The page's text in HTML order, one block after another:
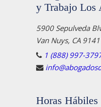
y Trabajo Los
5900 Sepulveda
Van Nuys, CA
1 (888) 997-
Horas Hábiles